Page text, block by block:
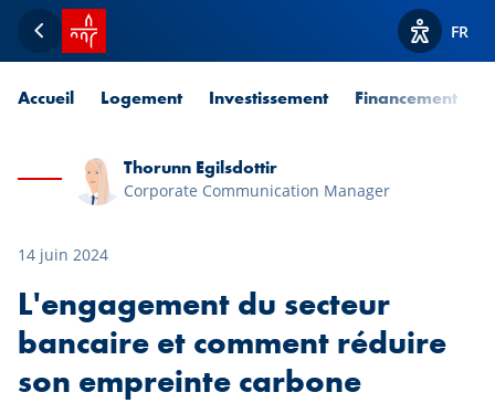
Retour
Accueil SPUERKEESS
Afficher
FR
Accueil Logement Investissement Financement
Thorunn Egilsdottir
Corporate Communication Manager
14 juin 2024
L'engagement du secteur
bancaire et comment réduire
son empreinte carbone